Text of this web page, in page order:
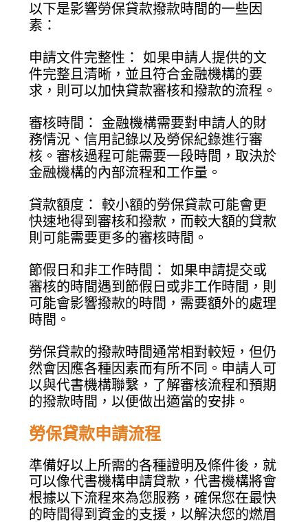
以下是影響勞保貸款撥款時間的一些因
素：
申請文件完整性： 如果申請人提供的文
件完整且清晰，並且符合金融機構的要
求，則可以加快貸款審核和撥款的流程。
審核時間： 金融機構需要對申請人的財
務情況、信用記錄以及勞保紀錄進行審
核。審核過程可能需要一段時間，取決於
金融機構的內部流程和工作量。
貸款額度： 較小額的勞保貸款可能會更
快速地得到審核和撥款，而較大額的貸款
則可能需要更多的審核時間。
節假日和非工作時間： 如果申請提交或
審核的時間遇到節假日或非工作時間，則
可能會影響撥款的時間，需要額外的處理
時間。
勞保貸款的撥款時間通常相對較短，但仍
然會因應各種因素而有所不同。申請人可
以與代書機構聯繫，了解審核流程和預期
的撥款時間，以便做出適當的安排。
勞保貸款申請流程
準備好以上所需的各種證明及條件後，就
可以像代書機構申請貸款，代書機構將會
根據以下流程來為您服務，確保您在最快
的時間得到資金的支援，以解決您的燃眉